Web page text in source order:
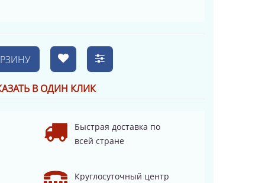
В ОДИН КЛИК
Быстрая доставка по
всей стране
Круглосуточный центр